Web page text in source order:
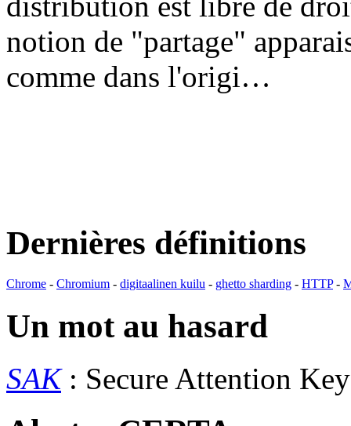
notion de "partage"
comme dans l'origi…
Dernières définitions
Chrome - Chromium - digitaalinen kuilu - ghetto sharding - HTTP-
Un mot au hasard
SAK: Secure Attention